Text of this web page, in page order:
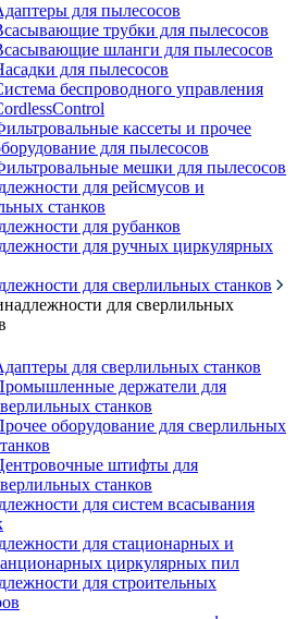
для пылесосов
трубки для пылесосов
шланги для пылесосов
для пылесосов
беспроводного управления
кассеты и прочее
для пылесосов
мешки для пылесосов
для рейсмусов и
станков
для рубанков
для ручных циркулярных
для сверлильных станков
для сверлильных
для сверлильных станков
держатели для
станков
оборудование для сверлильных
штифты для
станков
для систем всасывания
для стационарных и
циркулярных пил
для строительных